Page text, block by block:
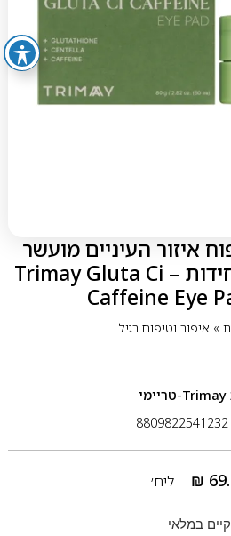
איזור העיניים מועשר
בנוגדי חמצון 60 יחידות – Trimay Gluta Ci
Caffeine Eye
» איפור וטיפוח רגיל
Trimay-טריימי
₪ ליח׳
קיים במלאי